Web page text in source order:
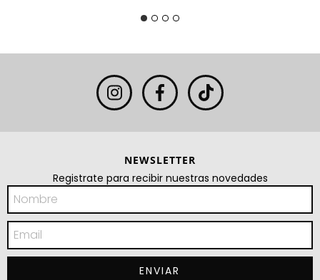
NEWSLETTER
Registrate para recibir nuestras novedades